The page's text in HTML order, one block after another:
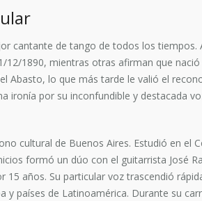
cantante de tango de todos los tiempos.
1890, mientras otras afirman que
Abasto, lo que más tarde le valió el
ironía por su inconfundible y destacada
cultural de Buenos Aires. Estudió en el
formó un dúo con el guitarrista José
años. Su particular voz trascendió
países de Latinoamérica. Durante su